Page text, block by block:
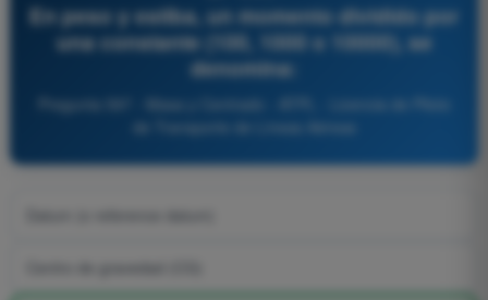
En peso y estiba, un momento dividido por
una constante (100, 1000 o 10000), se
denomina:
Pregunta 597 - Masa y Centrado - ATPL - Licencia de Piloto